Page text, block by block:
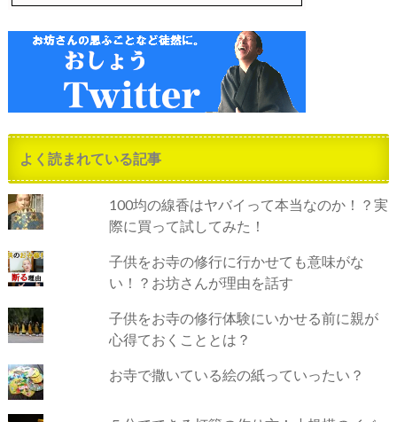
よく読まれている記事
100均の線香はヤバイって本当なのか！？実
際に買って試してみた！
子供をお寺の修行に行かせても意味がな
い！？お坊さんが理由を話す
子供をお寺の修行体験にいかせる前に親が
心得ておくこととは？
お寺で撒いている絵の紙っていったい？